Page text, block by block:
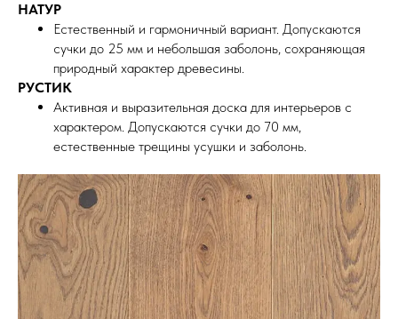
НАТУР
Естественный и гармоничный вариант. Допускаются
сучки до 25 мм и небольшая заболонь, сохраняющая
природный характер древесины.
РУСТИК
Активная и выразительная доска для интерьеров с
характером. Допускаются сучки до 70 мм,
естественные трещины усушки и заболонь.